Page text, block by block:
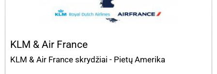
KLM & Air France
KLM & Air France skrydžiai - Pietų Amerika